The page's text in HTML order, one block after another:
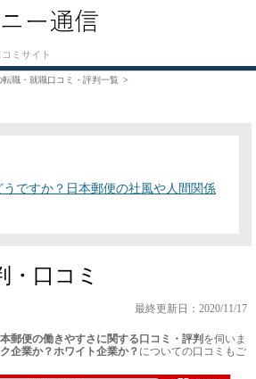
ミサイト
転職・就職口コミ・評判一覧
うですか？日本郵便の社風や人間関係
・口コミ
最終更新日：2020/11/17
本郵便の働きやすさに関する口コミ・評判 を伺いま
企業か？ホワイト企業か？ についての口コミもご